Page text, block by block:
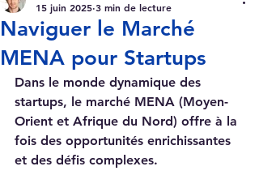
Naviguer le Marché
MENA pour Startups
15 juin 2025 3 min de lecture
Dans le monde dynamique des
startups, le marché MENA (Moyen-
Orient et Afrique du Nord) offre à la
fois des opportunités enrichissantes
et des défis complexes.